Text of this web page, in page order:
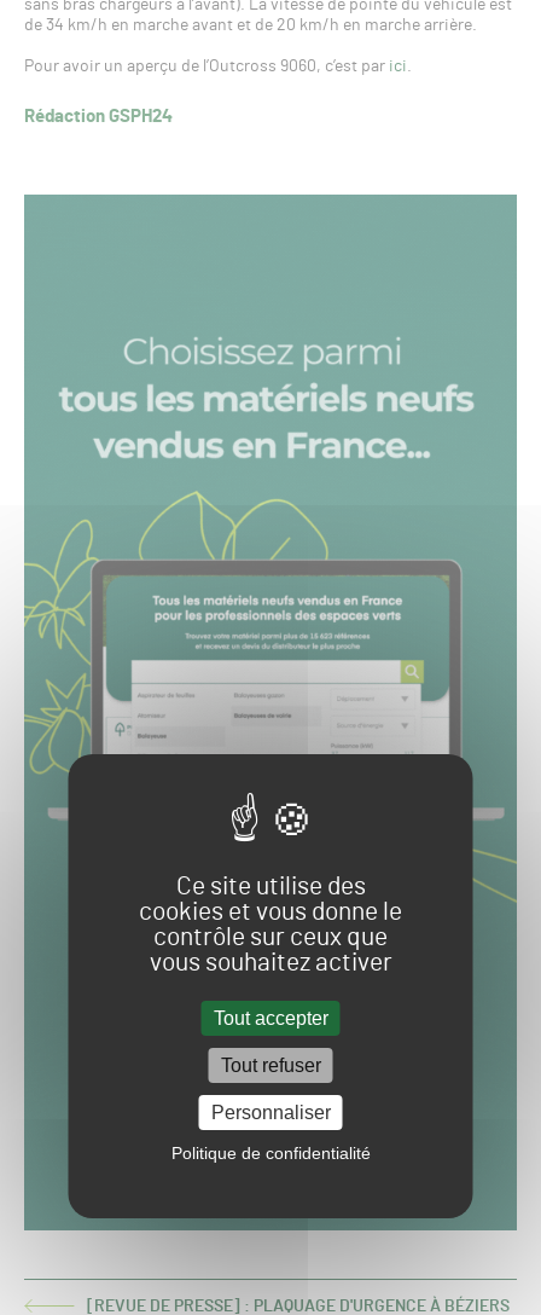
Ce site utilise des
cookies et vous donne le
contrôle sur ceux que
vous souhaitez activer
Tout accepter
Tout refuser
Personnaliser
Politique de confidentialité
sans bras chargeurs à l’avant). La vitesse de pointe du véhicule est
de 34 km/h en marche avant et de 20 km/h en marche arrière.
Pour avoir un aperçu de l’Outcross 9060, c’est par ici.
Rédaction GSPH24
[REVUE DE PRESSE] : PLAQUAGE D'URGENCE À BÉZIERS